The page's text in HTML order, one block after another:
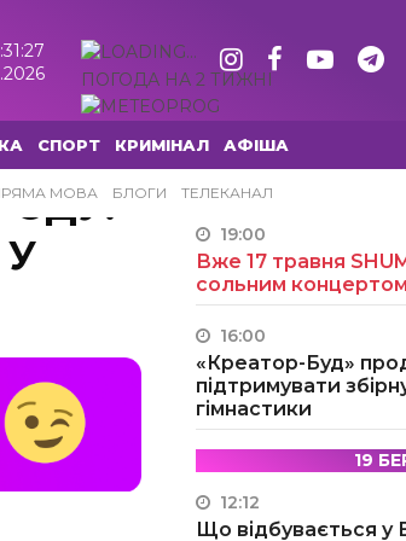
ПОГОДА НА 2 ТИЖНІ
СПОРТ КРИМІНАЛ АФІША
МОВА БЛОГИ ТЕЛЕКАНАЛ
У
15
19:00
Вже 17 травня
сольним
16:00
«Креатор-Буд»
підтримувати
гімнастики
19
12:12
Що відбувається у